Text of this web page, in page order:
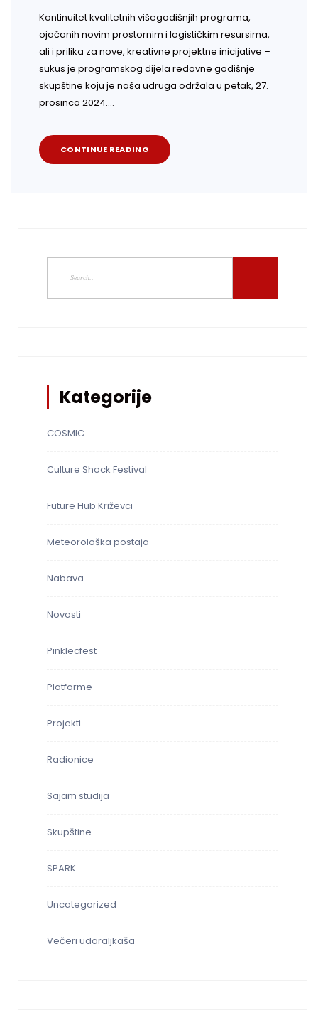
Kontinuitet kvalitetnih višegodišnjih programa,
ojačanih novim prostornim i logističkim resursima,
ali i prilika za nove, kreativne projektne inicijative –
sukus je programskog dijela redovne godišnje
skupštine koju je naša udruga održala u petak, 27.
prosinca 2024.…
CONTINUE READING
Kategorije
COSMIC
Culture Shock Festival
Future Hub Križevci
Meteorološka postaja
Nabava
Novosti
Pinklecfest
Platforme
Projekti
Radionice
Sajam studija
Skupštine
SPARK
Uncategorized
Večeri udaraljkaša